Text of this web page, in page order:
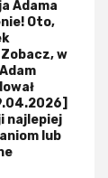
Adama
Oto,
w
najlepiej
lub